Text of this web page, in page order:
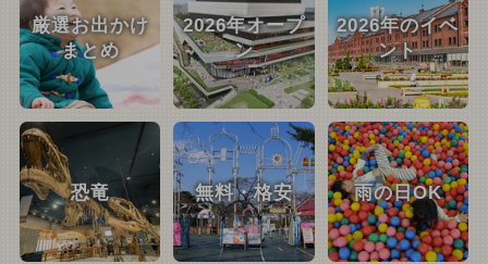
厳選お出かけ
まとめ
2026年オープ
ン
2026年のイベ
ント
恐竜 無料・格安 雨の日OK